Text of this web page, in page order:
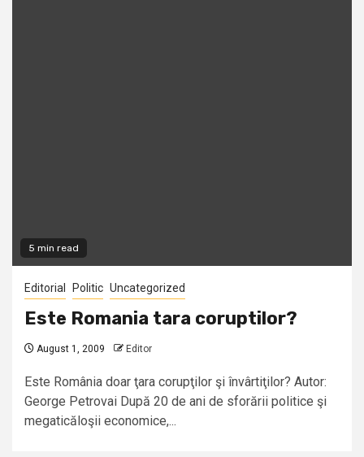
5 min read
Editorial Politic Uncategorized
Este Romania tara coruptilor?
August 1, 2009 Editor
Este România doar ţara corupţilor şi învârtiţilor? Autor:
George Petrovai După 20 de ani de sforării politice şi
megaticăloşii economice,...